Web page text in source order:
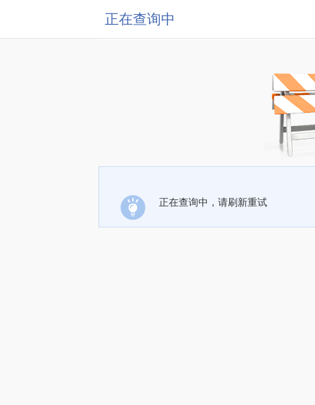
正在查询中
正在查询中，请刷新重试